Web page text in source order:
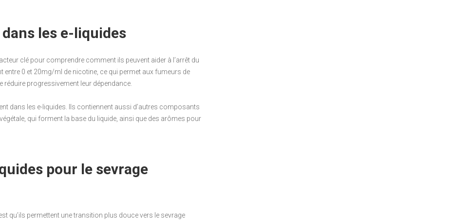
les e-liquides
clé pour comprendre comment ils peuvent aider à l’arrêt du
entre 0 et 20mg/ml de nicotine, ce qui permet aux fumeurs de
progressivement leur dépendance.
dans les e-liquides. Ils contiennent aussi d’autres composants
qui forment la base du liquide, ainsi que des arômes pour
pour le sevrage
qu’ils permettent une transition plus douce vers le sevrage